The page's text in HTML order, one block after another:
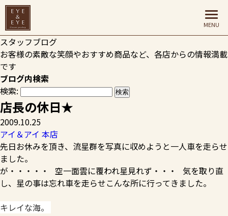
HOME>
スタッフブログ
お客様の素敵な笑顔やおすすめ商品など、各店からの情報満載
です
ブログ内検索
検索:
店長の休日★
2009.10.25
アイ＆アイ 本店
先日お休みを頂き、流星群を写真に収めようと一人車を走らせ
ました。
が・・・・・ 空一面雲に覆われ星見れず・・・ 気を取り直
し、星の事は忘れ車を走らせこんな所に行ってきました。
キレイな海。